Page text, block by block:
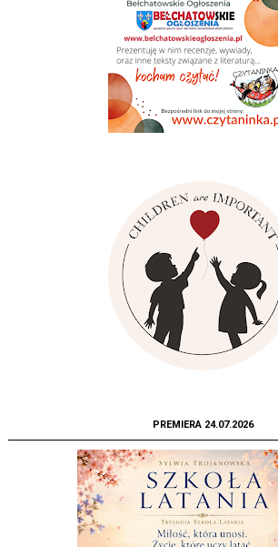
PREMIERA 24.07.2026